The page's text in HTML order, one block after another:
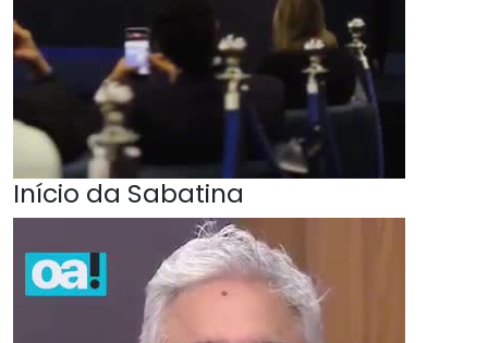
Início da Sabatina